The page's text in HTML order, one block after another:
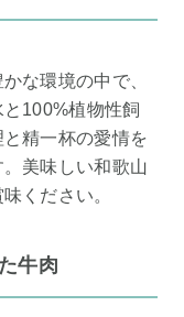
な環境の中で、
100%植物性飼
精一杯の愛情を
美味しい和歌山
ください。
牛肉